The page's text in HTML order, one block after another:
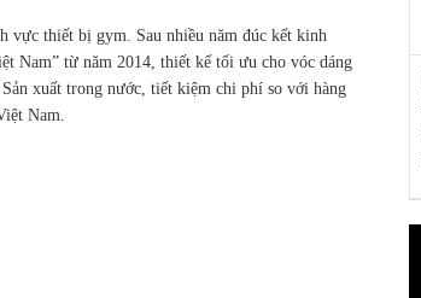
vực thiết bị gym. Sau nhiều năm đúc kết kinh
Nam” từ năm 2014, thiết kế tối ưu cho vóc dáng
xuất trong nước, tiết kiệm chi phí so với hàng
Nam.